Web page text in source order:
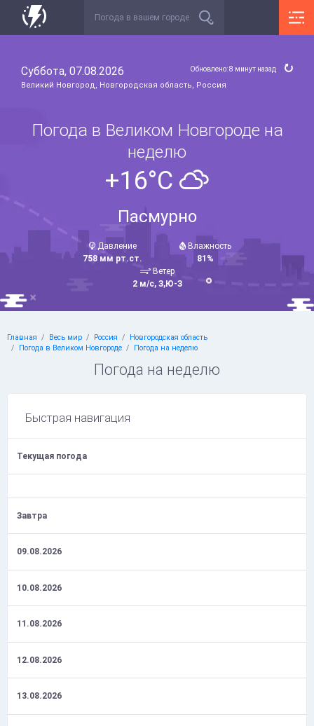
Суббота, 07.08.2026
Великий Новгород, Новгородская область, Россия
Обновлено: 8 минут назад
Погода в Великом Новгороде на
неделю
+16°C
Пасмурно
Давление
758 мм рт.ст.
Влажность
81%
Ветер
2 м/с, З,Ю-З
Главная Весь мир Россия
Новгородская область
Погода в Великом Новгороде
Погода на неделю
Погода на неделю
Быстрая навигация
Текущая погода
Завтра
09.08.2026
10.08.2026
11.08.2026
12.08.2026
13.08.2026